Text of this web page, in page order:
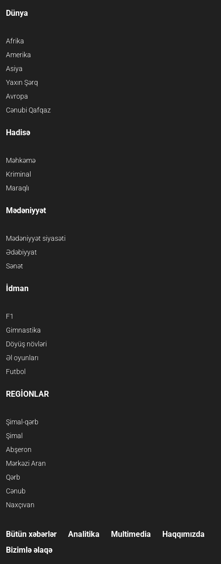
Dünya
Afrika
Amerika
Asiya
Yaxın Şərq
Avropa
Cənubi Qafqaz
Hadisə
Məhkəmə
Kriminal
Maraqlı
Mədəniyyət
Mədəniyyət siyasəti
Ədəbiyyat
Sənət
İdman
F1
Gimnastika
Döyüş növləri
Əl oyunları
Futbol
REGİONLAR
Şimal-qərb
Şimal
Abşeron
Mərkəzi Aran
Qərb
Cənub
Naxçıvan
Bütün xəbərlər Analitika Multimedia
Haqqımızda
Bizimlə əlaqə